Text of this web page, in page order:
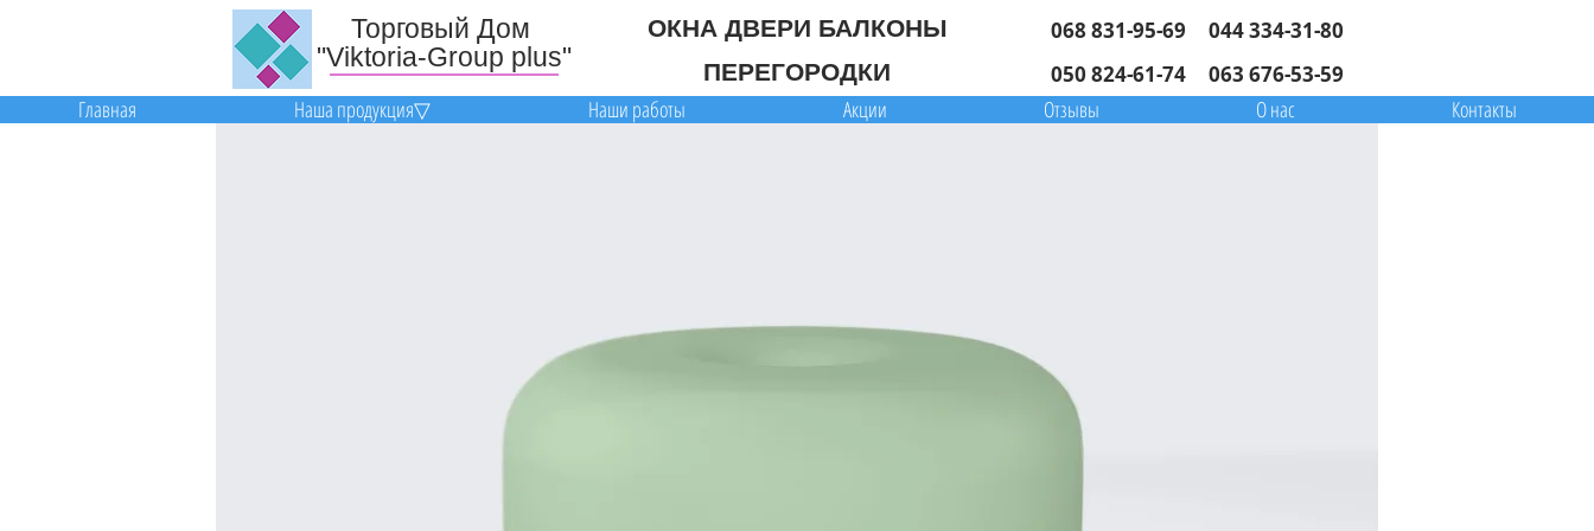
Торговый Дом
"Viktoria-Group plus"
ОКНА ДВЕРИ БАЛКОНЫ
ПЕРЕГОРОДКИ
068 831-95-69
044 334-31-80
050 824-61-74
063 676-53-59
Главная Наша продукция▽ Наши работы Акции Отзывы О нас Контакты